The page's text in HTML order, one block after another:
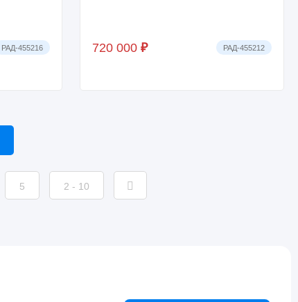
РАД-455216 720 000 ₽ РАД-455212
5 2 - 10